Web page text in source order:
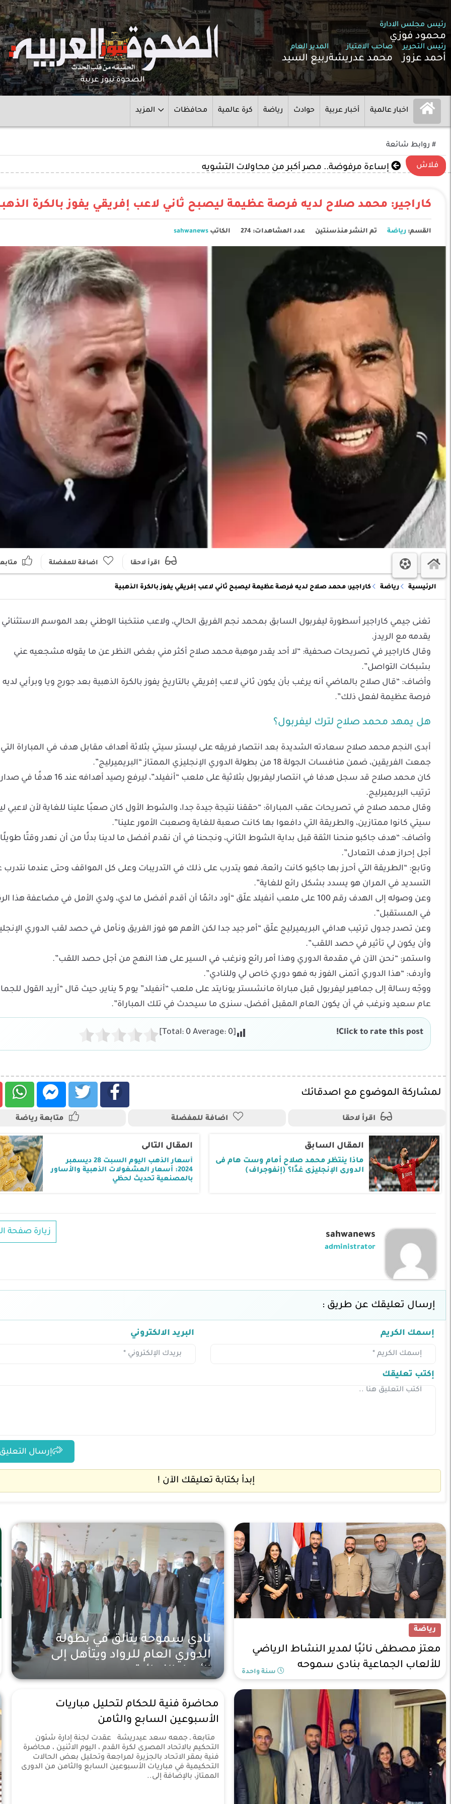
رئيس مجلس الادارة
محمود فوزي
رئيس التحرير
أحمد عزوز
صاحب الامتياز
محمد عدريشة
المدير العام
ربيع السيد
الصحوة نيوز عربية
اخبار عالمية أخبار عربية حوادث رياضة كرة عالمية محافظات المزيد
# روابط شائعة
فلاش إساءة مرفوضة.. مصر أكبر من محاولات التشويه
كاراجير: محمد صلاح لديه فرصة عظيمة ليصبح ثاني لاعب إفريقي يفوز بالكرة
القسم: رياضة تم النشر منذسنتين عدد المشاهدات: 274 الكاتب sahwanews
اقرأ لاحقا اضافة للمفضلة
الرئيسية رياضة كاراجير: محمد صلاح لديه فرصة عظيمة ليصبح ثاني لاعب إفريقي يفوز بالكرة الذهبية
تغنى جيمي كاراجير أسطورة ليفربول السابق بمحمد نجم الفريق الحالي، ولاعب منتخبنا الوطني بعد الموسم الاستثنائي
يقدمه مع الريدز.
وقال كاراجير في تصريحات صحفية: “لا أحد يقدر موهبة محمد صلاح أكثر مني بغض النظر عن ما يقوله مشجعيه عني
بشبكات التواصل”.
وأضاف: “قال صلاح بالماضي أنه يرغب بأن يكون ثاني لاعب إفريقي بالتاريخ يفوز بالكرة الذهبية بعد جورج ويا وبرأيي لديه
فرصة عظيمة لفعل ذلك”.
هل يمهد محمد صلاح لترك ليفربول؟
أبدى النجم محمد صلاح سعادته الشديدة بعد انتصار فريقه على ليستر سيتي بثلاثة أهداف مقابل هدف في المباراة التي
جمعت الفريقين، ضمن منافسات الجولة 18 من بطولة الدوري الإنجليزي الممتاز “البريميرليج”.
كان محمد صلاح قد سجل هدفا في انتصار ليفربول بثلاثية على ملعب “أنفيلد”، ليرفع رصيد أهدافه عند 16
ترتيب البريميرليج.
وقال محمد صلاح في تصريحات عقب المباراة: “حققنا نتيجة جيدة جدا، والشوط الأول كان صعبًا علينا للغاية لأن لاعبي
سيتي كانوا ممتازين، والطريقة التي دافعوا بها كانت صعبة للغاية وصعبت الأمور علينا”.
وأضاف: “هدف جاكبو منحنا الثقة قبل بداية الشوط الثاني، ونجحنا في أن نقدم أفضل ما لدينا بدلًا من أن نهدر وقتًا
أجل إحراز هدف التعادل”.
وتابع: “الطريقة التي أحرز بها جاكبو كانت رائعة، فهو يتدرب على ذلك في التدريبات وعلى كل المواقف وحتى عندما نتدرب
التسديد في المران هو يسدد بشكل رائع للغاية”.
وعن وصوله إلى الهدف رقم 100 على ملعب أنفيلد علّق “أود دائمًا أن أقدم أفضل ما لدي، ولدي الأمل في مضاعفة هذا
في المستقبل”.
وعن تصدر جدول ترتيب هدافي البريميرليج علّق “أمر جيد جدا لكن الأهم هو فوز الفريق ونأمل في حصد لقب الدوري
وأن يكون لي تأثير في حصد اللقب”.
واستمر: “نحن الآن في مقدمة الدوري وهذا أمر رائع ونرغب في السير على هذا النهج من أجل حصد اللقب”.
وأردف: “هذا الدوري أتمنى الفوز به فهو دوري خاص لي وللنادي”.
ووجّه رسالة إلى جماهير ليفربول قبل مباراة مانشستر يونايتد على ملعب “أنفيلد” يوم 5 يناير، حيث قال “أريد
عام سعيد ونرغب في أن يكون العام المقبل أفضل، سنرى ما سيحدث في تلك المباراة”.
Click to rate this post!
[Total:
0 Average: 0
]
لمشاركة الموضوع مع اصدقائك
اقرأ لاحقا اضافة للمفضلة متابعة رياضة
المقال السابق
ماذا ينتظر محمد صلاح أمام وست هام فى
الدورى الإنجليزى غدًا؟ (إنفوجراف)
المقال التالى
أسعار الذهب اليوم السبت 28 ديسمبر
2024: أسعار المشغولات الذهبية والأساور
بالمصنعية تحديث لحظي
sahwanews
administrator
زيارة صفحة
إرسال تعليقك عن طريق :
إسمك الكريم البريد الالكتروني
إكتب تعليقك
إرسال
إبدأ بكتابة تعليقك الآن !
رياضة
معتز مصطفى نائبًا لمدير النشاط الرياضي
للألعاب الجماعية بنادى سموحه
سنة واحدة
رياضة
نادي سموحة يتألق في بطولة
الدوري العام للرواد ويتأهل إلى
الأدوار النهائية
محاضرة فنية للحكام لتحليل مباريات
الأسبوعين السابع والثامن
متابعة ـ جمعه سعد عيدريشة عقدت لجنة إدارة شئون
التحكيم بالاتحاد المصرى لكرة القدم ، اليوم الاثنين ، محاضرة
فنية بمقر الاتحاد بالجزيرة لمراجعة وتحليل بعض الحالات
التحكيمية في مباريات الأسبوعين السابع والثامن من الدورى
الممتاز، بالإضافة إلى..